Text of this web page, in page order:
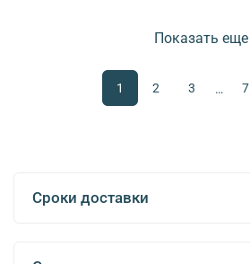
Показать еще
1 2 3 … 7
Сроки доставки